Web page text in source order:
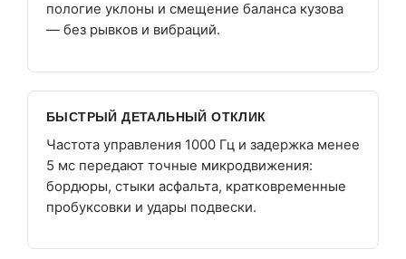
пологие уклоны и смещение баланса кузова
— без рывков и вибраций.
БЫСТРЫЙ ДЕТАЛЬНЫЙ ОТКЛИК
Частота управления 1000 Гц и задержка менее
5 мс передают точные микродвижения:
бордюры, стыки асфальта, кратковременные
пробуксовки и удары подвески.